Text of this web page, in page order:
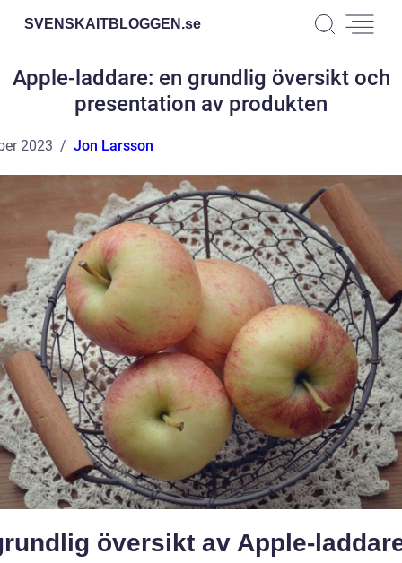
SVENSKAITBLOGGEN.se
Apple-laddare: en grundlig översikt och
presentation av produkten
2023 Jon Larsson
översikt av Apple-